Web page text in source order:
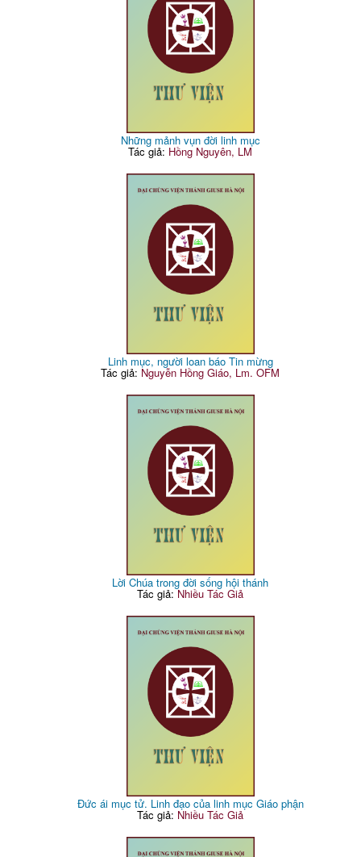
Những mảnh vụn đời linh mục
Tác giả: Hồng Nguyên, LM
Linh mục, người loan báo Tin mừng
Tác giả: Nguyễn Hồng Giáo, Lm. OFM
Lời Chúa trong đời sống hội thánh
Tác giả:Nhiều Tác Giả
Đức ái mục tử. Linh đạo của linh mục Giáo phận
Tác giả: Nhiều Tác Giả